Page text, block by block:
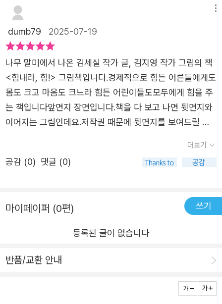
따라가는 아이희망이 불꽃이 터질 때까지우리 모두 힘내자,
힘아이와 어른들에게 진심 어린 응원을 주고힘내라는 말이
우리를 얼마나 성장시킬 수 있는지보여주는 용기 가득한 그
림책입니다그림책 기획자이자 그림책 테라피스트, 번역가로
활동하고 있는 김세실 작가와판화, 콜라주, 동양화 등 다양
한 기법으로그림을 그리는 김지영 그림 작가의 힘내라, 힘!
입니다아이들도 어른들도 누구나 힘들 때가 있습니다마음이
아픈데도 눈물을 참을 때앞이 캄캄하고 답답할 때마음이 꽉
막히고 지쳐있을 때힘내라 힘 작은 응원의 소리를 듣고 있으
면내 안에 들어있던 용기가점점 커지는 것을 느낄 수 있을
힘!
사의 지원을 받아 작성하였습니다.*
dumb79 2025-07-19
나무 말미에서 나온 김세실 작가 글, 김지영 작가 그림의 책​
<힘내라, 힘!> 그림책입니다.​경제적으로 힘든 어른들에게도​
몸도 크고 마음도 크느라 힘든 어린이들도​모두에게 힘을 주
는 책입니다앞면지 장면입니다.책을 다 보고 나면 뒷면지와
이어지는 그림인데요.저작권 때문에 뒷면지를 보여드릴 수
만, 그 뒷면지가 좋은 이유는 이 책을 보면서 진행되는 이야
기가 전해 주는 감동을 겪은 시퀀스가 있기 때문입니다.그러
후 뒷면지를 보셔야 감동이 옵니다~앞이 캄캄하고 답답하
니?혼자만의 싸움이 외롭지?하지만 누구도 아닌 자신을 믿
다정한 세상이널 환영할 거야나의 소리를 내기 힘든 답답한
상황포기하고 싶을 때도 있겠지만그 시간이 지나면 자신의
하나한 모두 제 이야기 같아요.더 이상 갈 힘이 없는 것, 울
더보기
공감 (0) 댓글 (0)
마이페이퍼 (0편) 쓰기
등록된 글이 없습니다
반품/교환 안내